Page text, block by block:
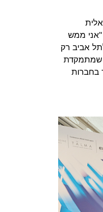
"אני ממש
אביב רק
שמתמקדת
בחברות